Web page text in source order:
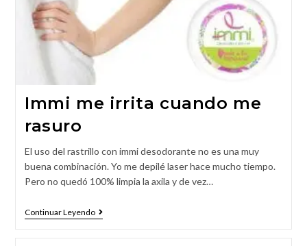
Immi me irrita cuando me
rasuro
El uso del rastrillo con immi desodorante no es una muy
buena combinación. Yo me depilé laser hace mucho tiempo.
Pero no quedó 100% limpia la axila y de vez…
Continuar Leyendo